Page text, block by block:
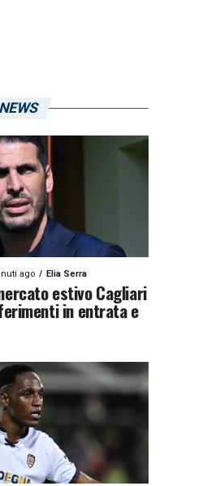
NEWS
ago Elia Serra
estivo Cagliari
in entrata e